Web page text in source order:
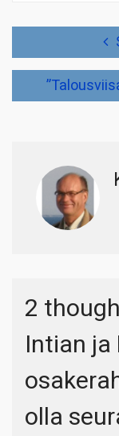
2
Intian ja
olla